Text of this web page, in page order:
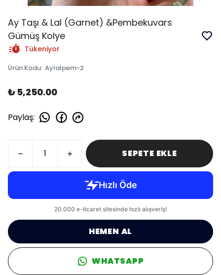
Ay Taşı & Lal (Garnet) &Pembekuvars
Gümüş Kolye
Tükeniyor
Ürün Kodu: Aylalpem-2
₺ 5,250.00
Paylaş:
SEPETE EKLE
HEMEN AL
WHATSAPP